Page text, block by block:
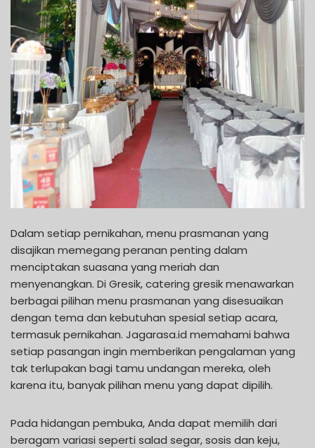
Dalam setiap pernikahan, menu prasmanan yang
disajikan memegang peranan penting dalam
menciptakan suasana yang meriah dan
menyenangkan. Di Gresik, catering gresik menawarkan
berbagai pilihan menu prasmanan yang disesuaikan
dengan tema dan kebutuhan spesial setiap acara,
termasuk pernikahan. Jagarasa.id memahami bahwa
setiap pasangan ingin memberikan pengalaman yang
tak terlupakan bagi tamu undangan mereka, oleh
karena itu, banyak pilihan menu yang dapat dipilih.
Pada hidangan pembuka, Anda dapat memilih dari
beragam variasi seperti salad segar, sosis dan keju,